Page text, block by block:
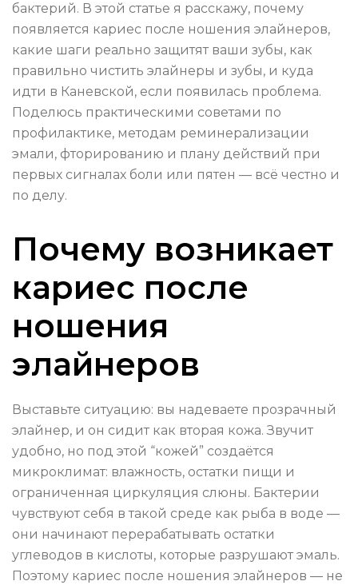
бактерий. В этой статье я расскажу, почему
появляется кариес после ношения элайнеров,
какие шаги реально защитят ваши зубы, как
правильно чистить элайнеры и зубы, и куда
идти в Каневской, если появилась проблема.
Поделюсь практическими советами по
профилактике, методам реминерализации
эмали, фторированию и плану действий при
первых сигналах боли или пятен — всё честно и
по делу.
Почему возникает
кариес после
ношения
элайнеров
Выставьте ситуацию: вы надеваете прозрачный
элайнер, и он сидит как вторая кожа. Звучит
удобно, но под этой “кожей” создаётся
микроклимат: влажность, остатки пищи и
ограниченная циркуляция слюны. Бактерии
чувствуют себя в такой среде как рыба в воде —
они начинают перерабатывать остатки
углеводов в кислоты, которые разрушают эмаль.
Поэтому кариес после ношения элайнеров — не